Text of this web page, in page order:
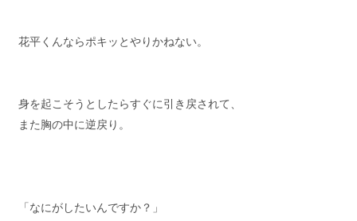
花平くんならポキッとやりかねない。
身を起こそうとしたらすぐに引き戻されて、
また胸の中に逆戻り。
「なにがしたいんですか？」